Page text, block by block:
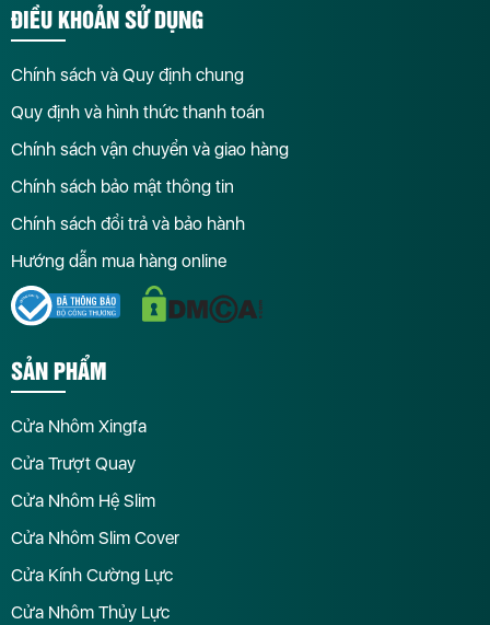
ĐIỀU KHOẢN SỬ DỤNG
Chính sách và Quy định chung
Quy định và hình thức thanh toán
Chính sách vận chuyển và giao hàng
Chính sách bảo mật thông tin
Chính sách đổi trả và bảo hành
Hướng dẫn mua hàng online
SẢN PHẨM
Cửa Nhôm Xingfa
Cửa Trượt Quay
Cửa Nhôm Hệ Slim
Cửa Nhôm Slim Cover
Cửa Kính Cường Lực
Cửa Nhôm Thủy Lực